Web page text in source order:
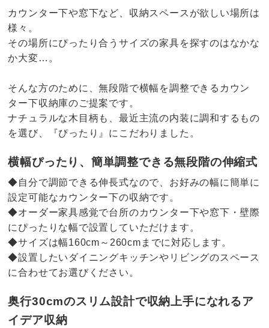
カウンター下や窓下など、収納スペースが欲しい場所は
様々。
その場所にぴったり合うサイズの家具を探すのはなかな
か大変…。
そんな方のために、無段階で横幅を調整できるカウン
ター下収納庫のご提案です。
ナチュラルな木目柄も、最近主流の内装に調和するもの
を選び、『ぴったり』にこだわりました。
横幅ぴったり、簡単調整できる無段階の伸縮式
◆自分で調節できる伸長式なので、お好みの幅に簡単に
設定可能なカウンター下の収納です。
◆オーダー家具感覚で台所のカウンター下や窓下・壁際
にぴったりな幅で設置していただけます。
◆サイズは幅160cm～260cmまでに対応します。
◆設置したいダイニングキッチンやリビングのスペース
に合わせてお選びください。
奥行30cmのスリム設計で収納上手になれるア
イデア収納